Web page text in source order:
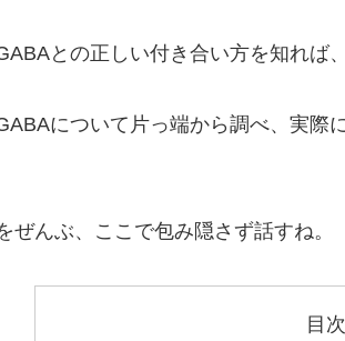
との正しい付き合い方を知れば
について片っ端から調べ、実際
ぜんぶ、ここで包み隠さず話すね。
目次